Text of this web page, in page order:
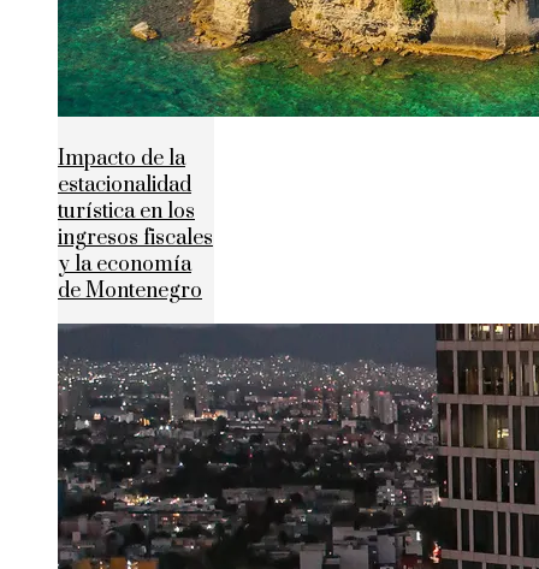
Impacto de la
estacionalidad
turística en los
ingresos fiscales
y la economía
de Montenegro